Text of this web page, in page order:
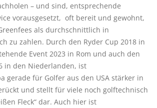
– und sind, entsprechende
vorausgesetzt, oft bereit und gewohnt,
als durchschnittlich in
zu zahlen. Durch den Ryder Cup 2018 in
Event 2023 in Rom und auch den
in den Niederlanden, ist
gerade für Golfer aus den USA stärker in
und stellt für viele noch golftechnisch
Fleck“ dar. Auch hier ist